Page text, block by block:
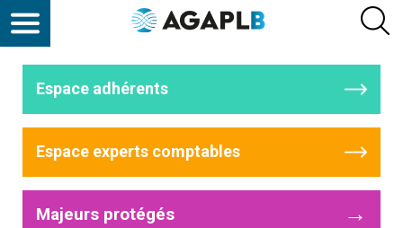
Espace adhérents
Espace experts comptables
Majeurs protégés →